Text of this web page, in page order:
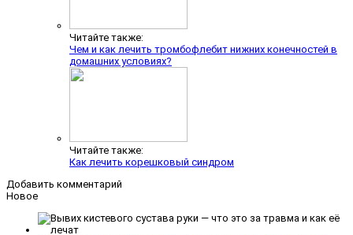
Читайте также:
Чем и как лечить тромбофлебит нижних конечностей в
домашних условиях?
Читайте также:
Как лечить корешковый синдром
Добавить комментарий
Новое